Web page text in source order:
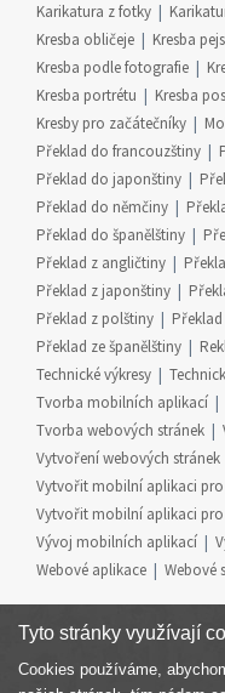
Karikatura z fotky
Kresba obličeje
Kresba
Kresba podle fotografie
Kresba portrétu
Kresba
Kresby pro začátečníky
Překlad do francouzštiny
Překlad do japonštiny
Překlad do němčiny
Překlad do španělštiny
Překlad z angličtiny
Překlad z japonštiny
Překlad z polštiny
Překlad ze španělštiny
Technické výkresy
Tvorba mobilních aplikací
Tvorba webových stránek
Vytvoření webových stránek
Vytvořit mobilní aplikaci
Vytvořit mobilní aplikaci pro
Vývoj mobilních aplikací
Webové aplikace
Webové
Tyto stránky využívají
Cookies používáme,